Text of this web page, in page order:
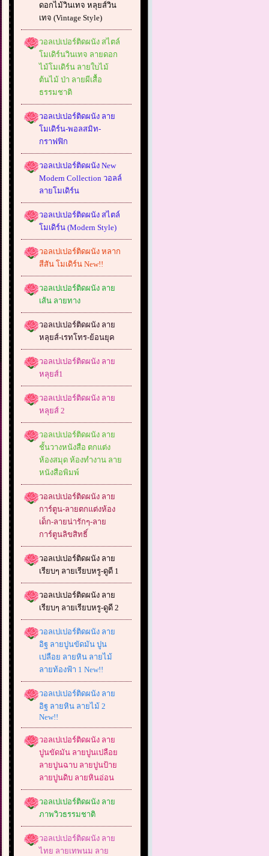
ดอกไม้วินเทจ หลุยส์วิน
เทจ (Vintage Style)
วอลเปเปอร์ติดผนัง สไตล์
โมเดิร์นวินเทจ ลายดอก
ไม้โมเดิร์น ลายใบไม้
ต้นไม้ ป่า ลายผีเสื้อ
ธรรมชาติ
วอลเปเปอร์ติดผนัง ลาย
โมเดิร์น-พอลสมิท-
กราฟฟิก
วอลเปเปอร์ติดผนัง New
Modern Collection วอลล์
ลายโมเดิร์น
วอลเปเปอร์ติดผนัง สไตล์
โมเดิร์น (Modern Style)
วอลเปเปอร์ติดผนัง หลาก
สีสัน โมเดิร์น New!!
วอลเปเปอร์ติดผนัง ลาย
เส้น ลายทาง
วอลเปเปอร์ติดผนัง ลาย
หลุยส์-เรทโทร-ย้อนยุค
วอลเปเปอร์ติดผนัง ลาย
หลุยส์1
วอลเปเปอร์ติดผนัง ลาย
หลุยส์ 2
วอลเปเปอร์ติดผนัง ลาย
ชั้นวางหนังสือ ตกแต่ง
ห้องสมุด ห้องทำงาน ลาย
หนังสือพิมพ์
วอลเปเปอร์ติดผนัง ลาย
การ์ตูน-ลายตกแต่งห้อง
เด็ก-ลายน่ารักๆ-ลาย
การ์ตูนลิขสิทธิ์
วอลเปเปอร์ติดผนัง ลาย
เรียบๆ ลายเรียบหรู-ดูดี 1
วอลเปเปอร์ติดผนัง ลาย
เรียบๆ ลายเรียบหรู-ดูดี 2
วอลเปเปอร์ติดผนัง ลาย
อิฐ ลายปูนขัดมัน ปูน
เปลือย ลายหิน ลายไม้
ลายท้องฟ้า 1 New!!
วอลเปเปอร์ติดผนัง ลาย
อิฐ ลายหิน ลายไม้ 2
New!!
วอลเปเปอร์ติดผนัง ลาย
ปูนขัดมัน ลายปูนเปลือย
ลายปูนฉาบ ลายปูนป้าย
ลายปูนดิบ ลายหินอ่อน
วอลเปเปอร์ติดผนัง ลาย
ภาพวิวธรรมชาติ
วอลเปเปอร์ติดผนัง ลาย
ไทย ลายเทพนม ลาย